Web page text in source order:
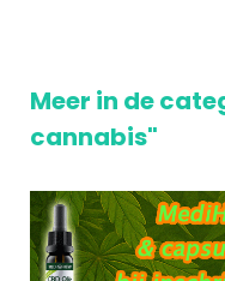
Meer in de
cannabis"